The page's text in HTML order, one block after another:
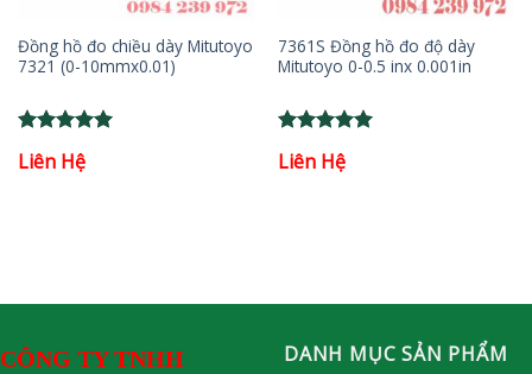
Đồng hồ đo chiều dày Mitutoyo
7321 (0-10mmx0.01)
out of 5
Liên Hệ
7361S Đồng hồ đo độ dày
Mitutoyo 0-0.5 inx 0.001in
out of 5
Liên Hệ
CÔNG TY TNHH
DANH MỤC SẢN PHẨM